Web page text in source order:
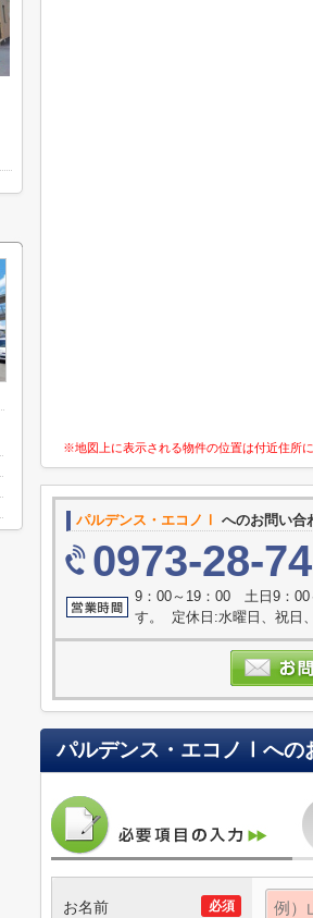
※地図上に表示される物件の位置は付近住所
パルデンス・エコノⅠ へのお問い合
0973-28-
9：00～19：00 土日9：00
す。 定休日:水曜日、祝日
パルデンス・エコノⅠ への
必須
お名前